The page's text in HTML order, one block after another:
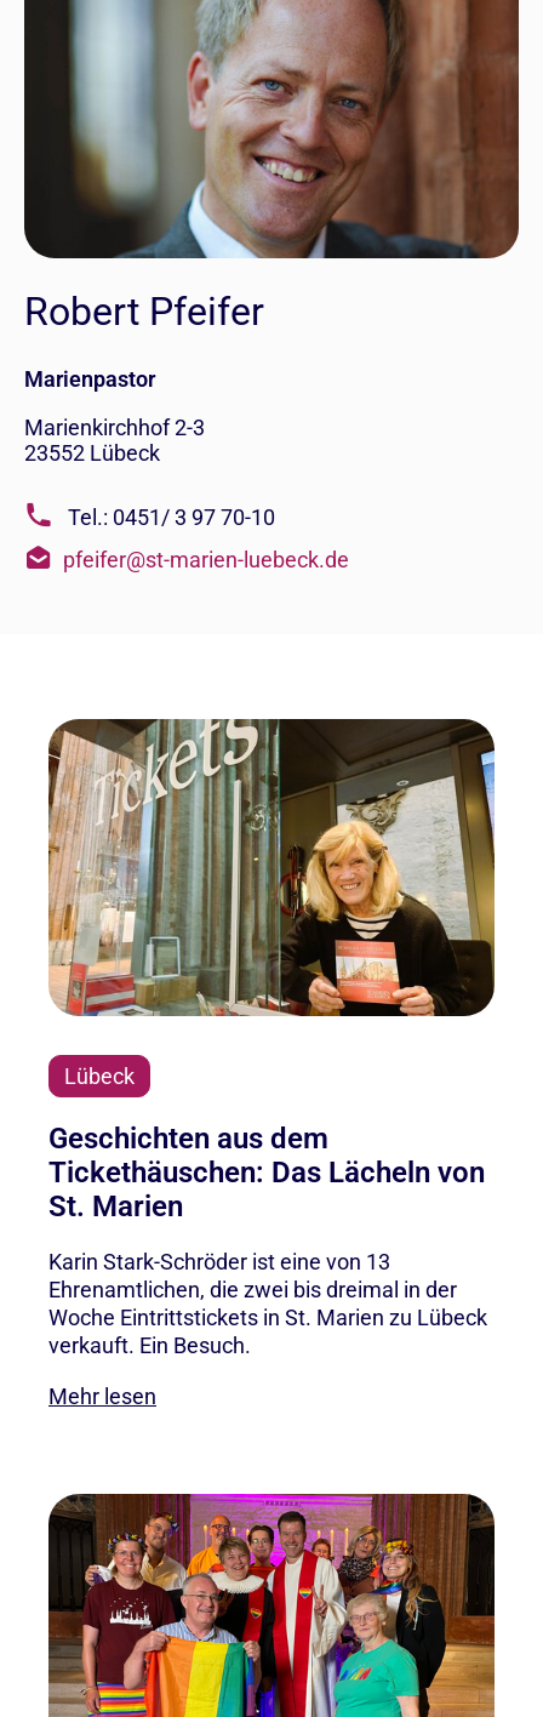
Robert Pfeifer
Marienpastor
Marienkirchhof 2-3
23552 Lübeck
Tel.: 0451/ 3 97 70-10
pfeifer@st-marien-luebeck.de
Lübeck
Geschichten aus dem
Tickethäuschen: Das Lächeln von
St. Marien
Karin Stark-Schröder ist eine von 13
Ehrenamtlichen, die zwei bis dreimal in der
Woche Eintrittstickets in St. Marien zu Lübeck
verkauft. Ein Besuch.
Mehr lesen